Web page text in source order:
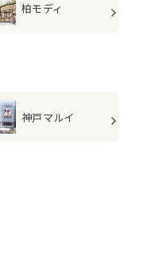
柏モディ
神戸マルイ